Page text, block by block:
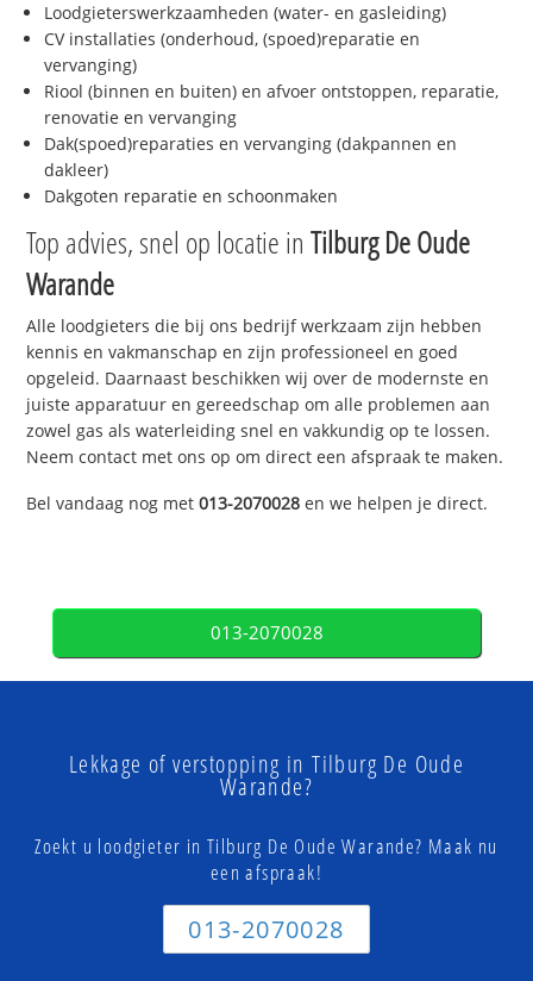
Loodgieterswerkzaamheden (water- en gasleiding)
CV installaties (onderhoud, (spoed)reparatie en
vervanging)
Riool (binnen en buiten) en afvoer ontstoppen, reparatie,
renovatie en vervanging
Dak(spoed)reparaties en vervanging (dakpannen en
dakleer)
Dakgoten reparatie en schoonmaken
Top advies, snel op locatie inTilburg De Oude
Warande
Alle loodgieters die bij ons bedrijf werkzaam zijn hebben
kennis en vakmanschap en zijn professioneel en goed
opgeleid. Daarnaast beschikken wij over de modernste en
juiste apparatuur en gereedschap om alle problemen aan
zowel gas als waterleiding snel en vakkundig op te lossen.
Neem contact met ons op om direct een afspraak te maken.
Bel vandaag nog met013-2070028 en we helpen je direct.
013-2070028
Lekkage of verstopping in Tilburg De Oude
Warande?
Zoekt u loodgieter in Tilburg De Oude Warande? Maak nu
een afspraak!
013-2070028